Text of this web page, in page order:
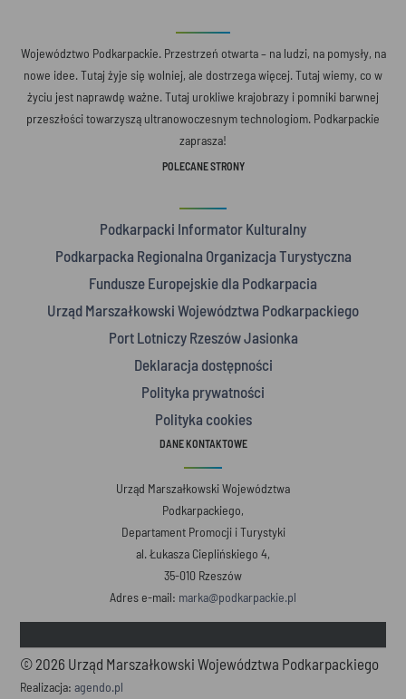
Województwo Podkarpackie. Przestrzeń otwarta – na ludzi, na pomysły, na
nowe idee. Tutaj żyje się wolniej, ale dostrzega więcej. Tutaj wiemy, co w
życiu jest naprawdę ważne. Tutaj urokliwe krajobrazy i pomniki barwnej
przeszłości towarzyszą ultranowoczesnym technologiom. Podkarpackie
zaprasza!
POLECANE STRONY
Podkarpacki Informator Kulturalny
Podkarpacka Regionalna Organizacja Turystyczna
Fundusze Europejskie dla Podkarpacia
Urząd Marszałkowski Województwa Podkarpackiego
Port Lotniczy Rzeszów Jasionka
Deklaracja dostępności
Polityka prywatności
Polityka cookies
DANE KONTAKTOWE
Urząd Marszałkowski Województwa
Podkarpackiego,
Departament Promocji i Turystyki
al. Łukasza Cieplińskiego 4,
35-010 Rzeszów
Adres e-mail: marka@podkarpackie.pl
© 2026 Urząd Marszałkowski Województwa Podkarpackiego
Realizacja:agendo.pl